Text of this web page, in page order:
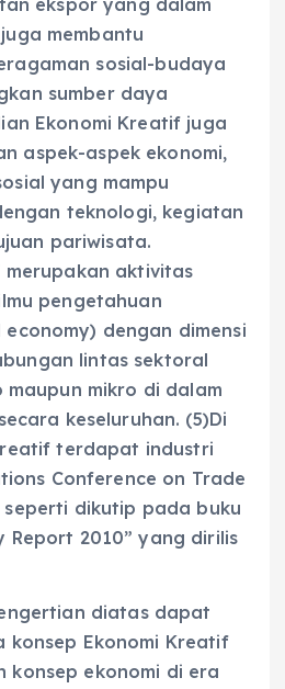
membantu
sosial-budaya
sumber daya
Ekonomi Kreatif juga
aspek-aspek ekonomi,
yang mampu
teknologi, kegiatan
pariwisata.
aktivitas
pengetahuan
dengan dimensi
lintas sektoral
maupun mikro di dalam
keseluruhan. (5)Di
terdapat industri
Conference on Trade
seperti dikutip pada buku
Report 2010” yang dirilis
diatas dapat
konsep Ekonomi Kreatif
konsep ekonomi di era